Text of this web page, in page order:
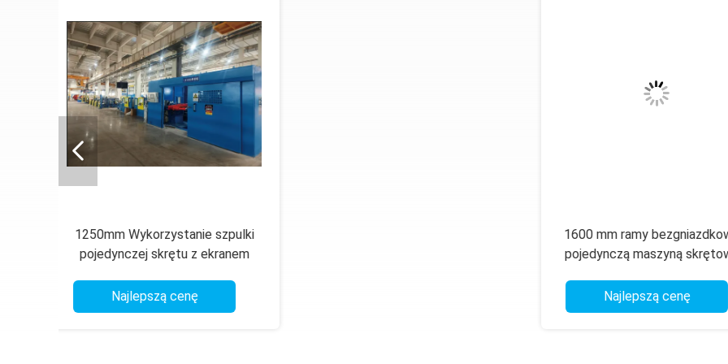
1600 mm ramy bezgniazdkowe z
pojedynczą maszyną skrętową z
PLC
Najlepszą cenę
1600mm 1250mm
skręty Stranding Machine Z
Najlepszą cenę